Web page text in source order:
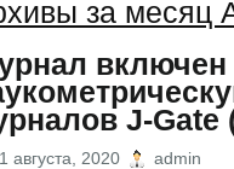
за месяц
J-Gate
1 августа, 2020 admin